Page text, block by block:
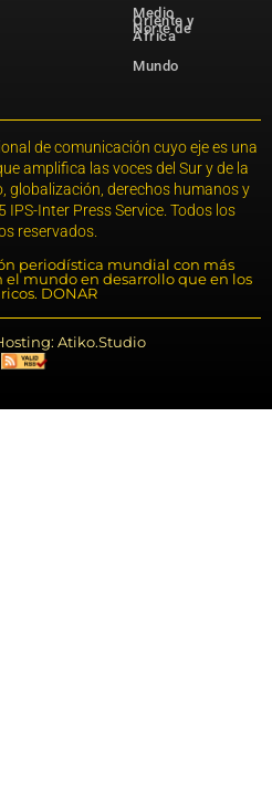
Medio
Oriente y
Norte de
África
Mundo
de comunicación cuyo eje es una
amplifica las voces del Sur y de la
globalización, derechos humanos y
Inter Press Service. Todos los
reservados.
periodística mundial con más
el mundo en desarrollo que en los
DONAR
Atiko.Studio